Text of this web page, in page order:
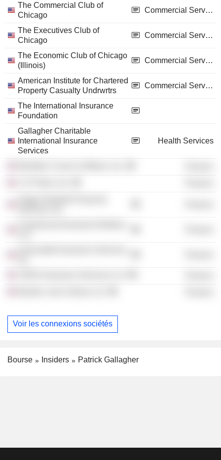
The Commercial Club of
Chicago
Commercial Services
The Executives Club of
Chicago
Commercial Services
The Economic Club of Chicago
(Illinois)
Commercial Services
American Institute for Chartered
Property Casualty Undrwrtrs
Commercial Services
The International Insurance
Foundation
Gallagher Charitable
International Insurance
Services
Health Services
Voir les connexions sociétés
Bourse Insiders Patrick Gallagher